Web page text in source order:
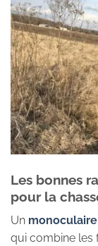
Les bonnes
pour la
Un monoculaire
qui combine les